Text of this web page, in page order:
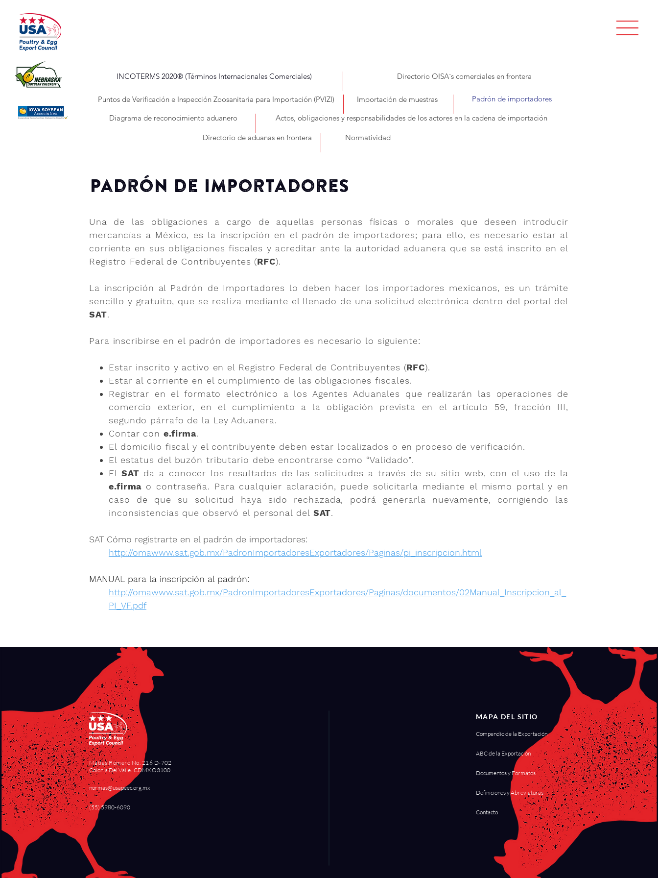
INCOTERMS 2020® (Términos Internacionales Comerciales) Directorio OISA´s comerciales en frontera
Puntos de Verificación e Inspección Zoosanitaria para Importación (PVIZI) Importación de muestras Padrón de importadores
Diagrama de reconocimiento aduanero Actos, obligaciones y responsabilidades de los actores en la cadena de importación
Directorio de aduanas en frontera Normatividad
Padrón de importadores
Una de las obligaciones a cargo de aquellas personas físicas o morales que deseen introducir
mercancías a México, es la inscripción en el padrón de importadores; para ello, es necesario estar al
corriente en sus obligaciones fiscales y acreditar ante la autoridad aduanera que se está inscrito en el
Registro Federal de Contribuyentes (RFC).
La inscripción al Padrón de Importadores lo deben hacer los importadores mexicanos, es un trámite
sencillo y gratuito, que se realiza mediante el llenado de una solicitud electrónica dentro del portal del
SAT.
Para inscribirse en el padrón de importadores es necesario lo siguiente:
Estar inscrito y activo en el Registro Federal de Contribuyentes (RFC).
Estar al corriente en el cumplimiento de las obligaciones fiscales.
Registrar en el formato electrónico a los Agentes Aduanales que realizarán las operaciones de
comercio exterior, en el cumplimiento a la obligación prevista en el artículo 59, fracción III,
segundo párrafo de la Ley Aduanera.
Contar con e.firma.
El domicilio fiscal y el contribuyente deben estar localizados o en proceso de verificación.
El estatus del buzón tributario debe encontrarse como “Validado”.
El SAT da a conocer los resultados de las solicitudes a través de su sitio web, con el uso de la
e.firma o contraseña. Para cualquier aclaración, puede solicitarla mediante el mismo portal y en
caso de que su solicitud haya sido rechazada, podrá generarla nuevamente, corrigiendo las
inconsistencias que observó el personal del SAT.
SAT Cómo registrarte en el padrón de importadores:
http://omawww.sat.gob.mx/PadronImportadoresExportadores/Paginas/pi_inscripcion.html
MANUAL para la inscripción al padrón:
http://omawww.sat.gob.mx/PadronImportadoresExportadores/Paginas/documentos/02Manual_Inscripcion_al_
PI_VF.pdf
Matías Romero No. 216 D-702
Colonia Del Valle. CDMX O3100
normas@usapeec.org.mx
(55) 5980-6090
MAPA DEL SITIO
Compendio de la Exportación
ABC de la Exportación
Documentos y Formatos
Definiciones y Abreviaturas
Contacto